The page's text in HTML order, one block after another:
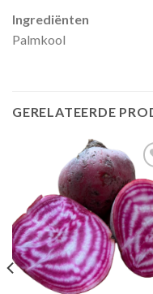
Ingrediënten
Palmkool
GERELATEERDE
Zet
mijn